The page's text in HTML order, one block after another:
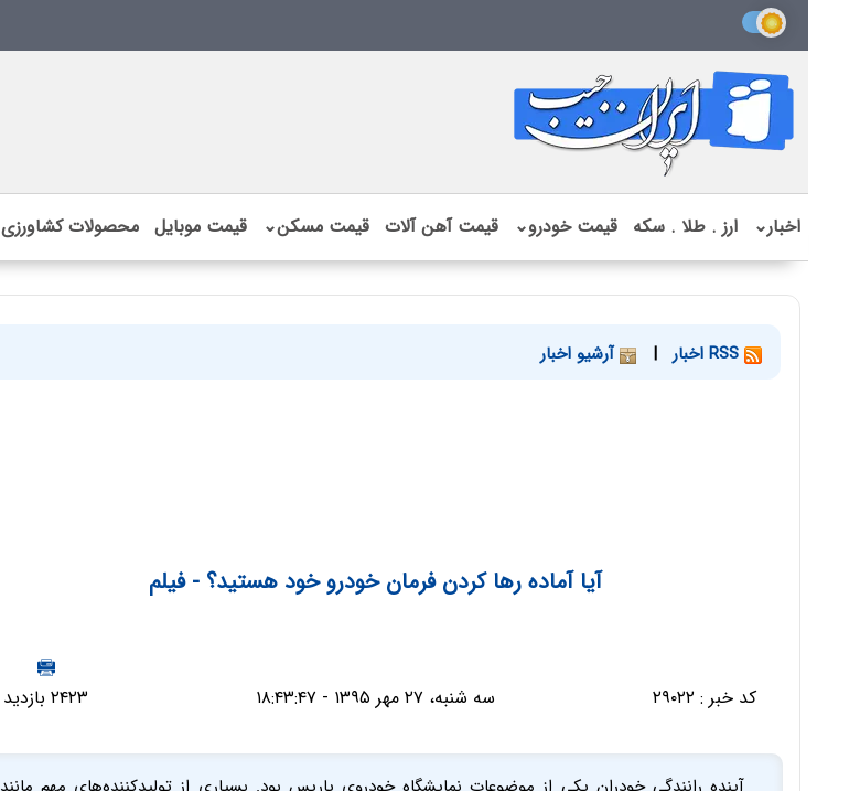
اخبار⌄ ارز . طلا . سکه قیمت خودرو⌄ قیمت آهن آلات قیمت مسکن⌄ قیمت موبایل محصولات کشاورزی
| آرشیو اخبار
آیا آماده رها کردن فرمان خودرو خود هستید؟ - فیلم
کد خبر : ۲۹۰۲۲ سه شنبه، ۲۷ مهر ۱۳۹۵ - ۱۸:۴۳:۴۷ ۲۴۲۳ بازدید